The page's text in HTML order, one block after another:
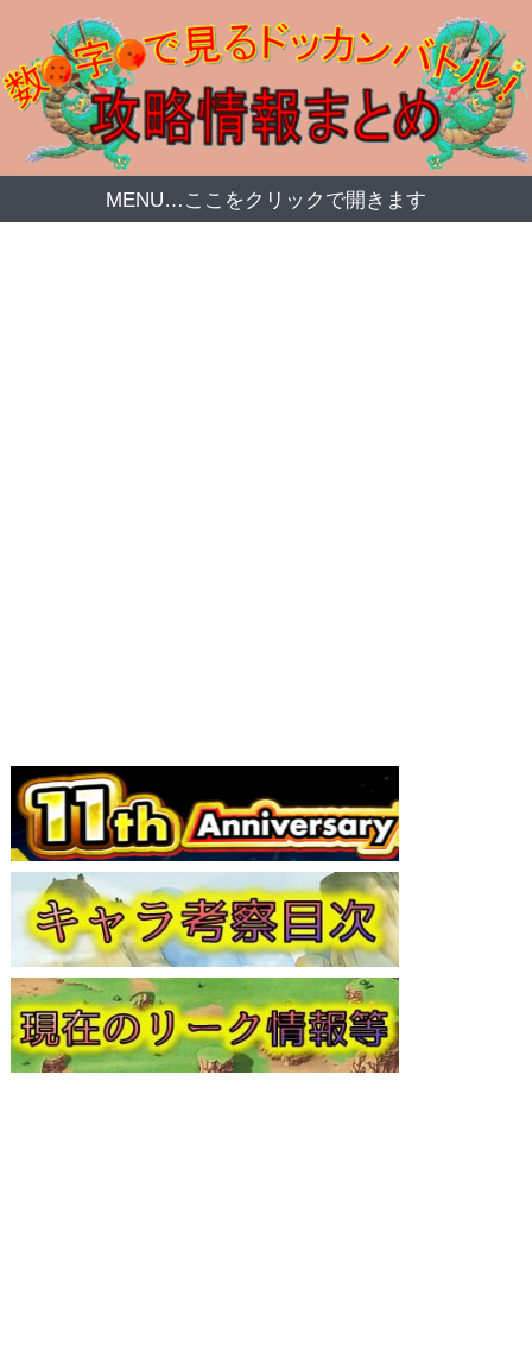
MENU…ここをクリックで開きます